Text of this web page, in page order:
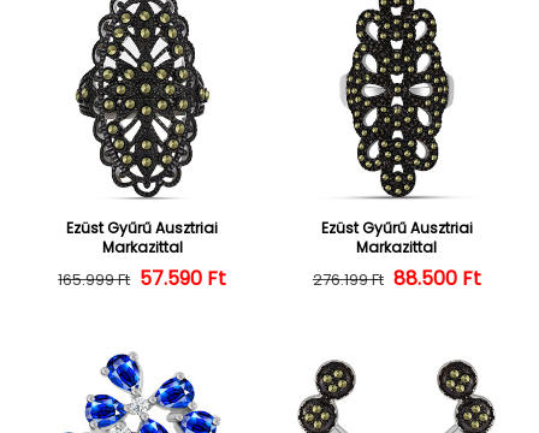
Ezüst Gyűrű Ausztriai
Markazittal
Normál ár
165.999 Ft Kedvezményes ár
57.590 Ft
Ezüst Gyűrű Ausztriai
Markazittal
Normál ár
276.199 Ft 88.500 Ft